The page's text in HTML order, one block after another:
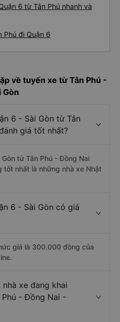
6 từ Tân Phú nhanh và
Phú đi Quận 6
về tuyến xe từ Tân Phú -
Gòn
6 - Sài Gòn từ Tân
giá tốt nhất?
từ Tân Phú - Đồng Nai
nhất là những nhà xe Nhật
6 - Sài Gòn có giá
giá là 300.000 đồng của
xe đang khai
- Đồng Nai -